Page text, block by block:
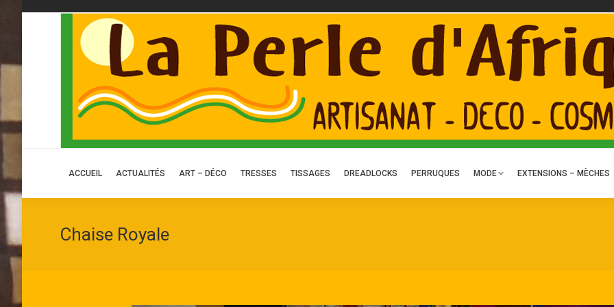
ACCUEIL ACTUALITÉS ART – DÉCO TRESSES TISSAGES DREADLOCKS PERRUQUES MODE EXTENSIONS – MÈCHES
Chaise Royale
ACTUALITÉS TRESSES TISSAGES DREADLOCKS